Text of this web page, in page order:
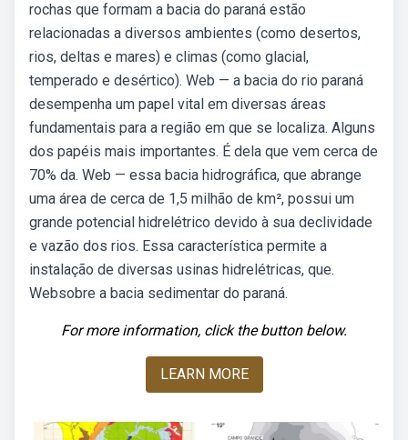
rochas que formam a bacia do paraná estão
relacionadas a diversos ambientes (como desertos,
rios, deltas e mares) e climas (como glacial,
temperado e desértico). Web — a bacia do rio paraná
desempenha um papel vital em diversas áreas
fundamentais para a região em que se localiza. Alguns
dos papéis mais importantes. É dela que vem cerca de
70% da. Web — essa bacia hidrográfica, que abrange
uma área de cerca de 1,5 milhão de km², possui um
grande potencial hidrelétrico devido à sua declividade
e vazão dos rios. Essa característica permite a
instalação de diversas usinas hidrelétricas, que.
Websobre a bacia sedimentar do paraná.
For more information, click the button below.
LEARN MORE